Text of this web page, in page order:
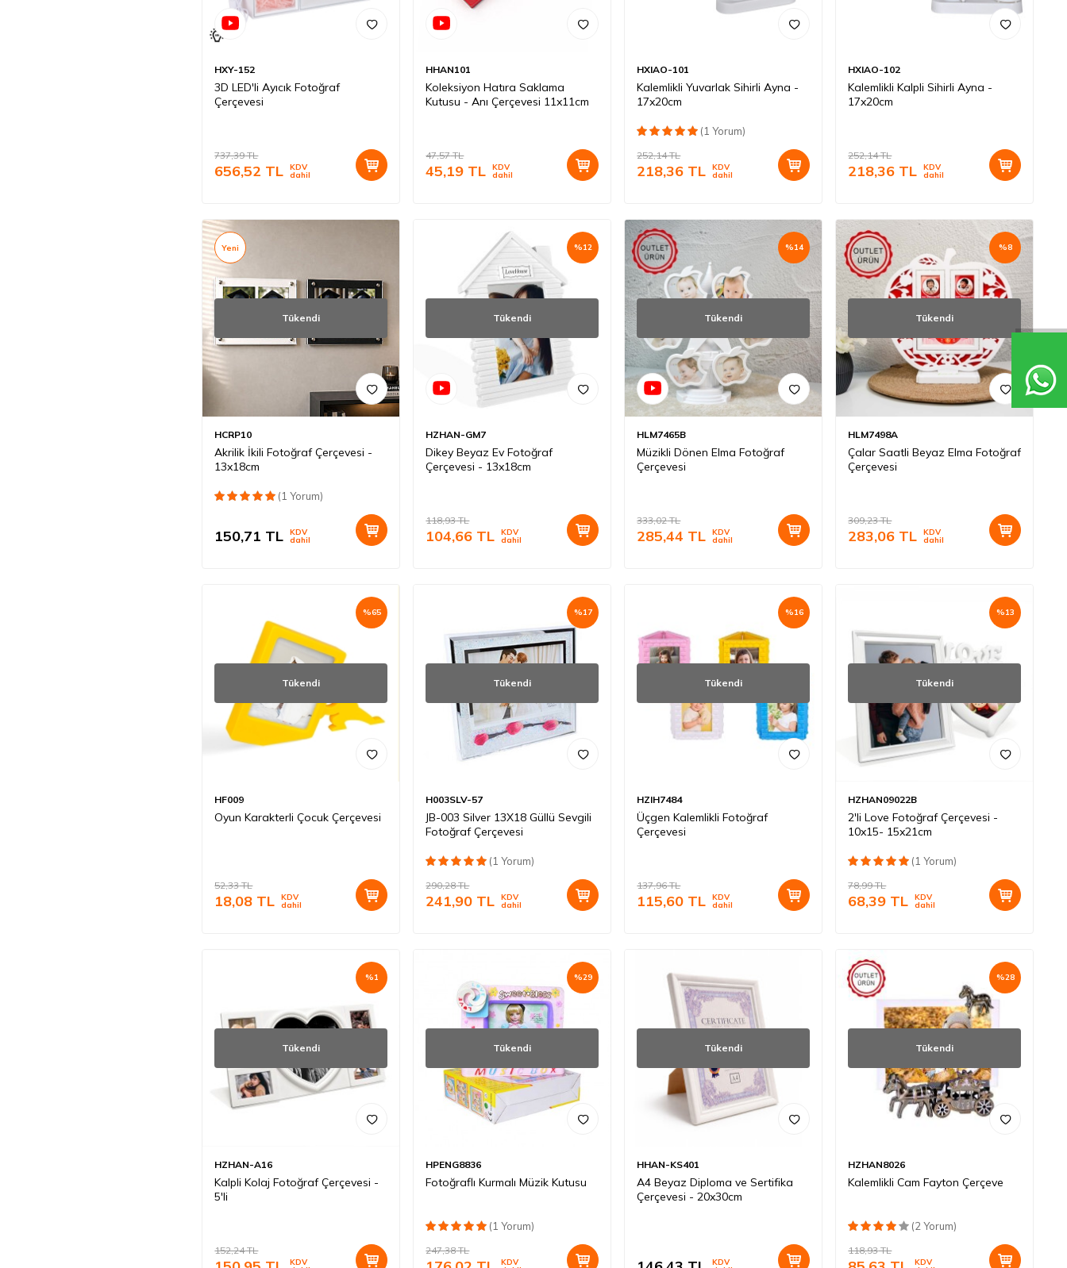
HXY-152
3D LED'li Ayıcık Fotoğraf
Çerçevesi
737,39TL
656,52 TL KDV
dahil
HHAN101
Koleksiyon Hatıra Saklama
Kutusu - Anı Çerçevesi 11x11cm
47,57TL
45,19 TL KDV
dahil
HXIAO-101
Kalemlikli Yuvarlak Sihirli Ayna -
17x20cm
(1 Yorum)
252,14TL
218,36 TL KDV
dahil
HXIAO-102
Kalemlikli Kalpli Sihirli Ayna -
17x20cm
252,14TL
218,36 TL KDV
dahil
Yeni
Tükendi
HCRP10
Akrilik İkili Fotoğraf Çerçevesi -
13x18cm
(1 Yorum)
150,71 TL KDV
dahil
%12
Tükendi
HZHAN-GM7
Dikey Beyaz Ev Fotoğraf
Çerçevesi - 13x18cm
118,93TL
104,66 TL KDV
dahil
%14
Tükendi
HLM7465B
Müzikli Dönen Elma Fotoğraf
Çerçevesi
333,02TL
285,44 TL KDV
dahil
%8
Tükendi
HLM7498A
Çalar Saatli Beyaz Elma Fotoğraf
Çerçevesi
309,23TL
283,06 TL KDV
dahil
%65
Tükendi
HF009
Oyun Karakterli Çocuk Çerçevesi
52,33TL
18,08 TL KDV
dahil
%17
Tükendi
H003SLV-57
JB-003 Silver 13X18 Güllü Sevgili
Fotoğraf Çerçevesi
(1 Yorum)
290,28TL
241,90 TL KDV
dahil
%16
Tükendi
HZIH7484
Üçgen Kalemlikli Fotoğraf
Çerçevesi
137,96TL
115,60 TL KDV
dahil
%13
Tükendi
HZHAN09022B
2'li Love Fotoğraf Çerçevesi -
10x15- 15x21cm
(1 Yorum)
78,99TL
68,39 TL KDV
dahil
%1
Tükendi
HZHAN-A16
Kalpli Kolaj Fotoğraf Çerçevesi -
5'li
152,24TL
KDV
%29
Tükendi
HPENG8836
Fotoğraflı Kurmalı Müzik Kutusu
(1 Yorum)
247,38TL
KDV
Tükendi
HHAN-KS401
A4 Beyaz Diploma ve Sertifika
Çerçevesi - 20x30cm
KDV
%28
Tükendi
HZHAN8026
Kalemlikli Cam Fayton Çerçeve
(2 Yorum)
118,93TL
KDV